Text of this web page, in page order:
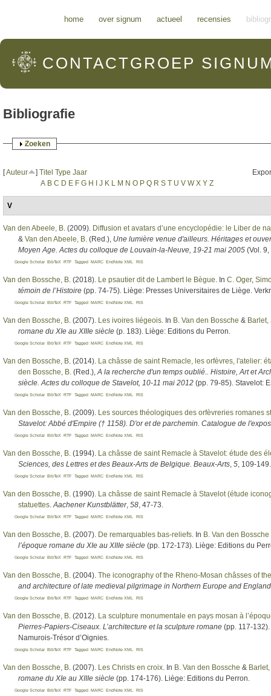
home over signum actueel recensies
CONTACTGROEP
Bibliografie
Weergeven
Zoeken
[Auteur ] Titel Type Jaar
A B C D E F G H I J K L M N O P Q R S T U V W X Y Z
V
Van den Abeele, B . (2009). Diffusion et avatars d’une encyclopédie: le Liber de
& Van den Abeele, B. (Red.) Une lumière venue d'ailleurs. Héritages et
Moyen Age. Actes du colloque de Louvain-la-Neuve, 19-21 mai 2005 (Vol.
Google Scholar BibTeX RTF Tagged MARC EndNote XML RIS
Van den Bossche, B . (2018). Le psautier dit de Lambert le Bègue . In C. Oger,
témoin de l’Histoire (pp. 74-75). Liège: Presses Universitaires de Liège.
Google Scholar BibTeX RTF Tagged MARC EndNote XML RIS
Van den Bossche, B . (2007). Les ivoires liégeois . In B. Van den Bossche & Barlet,
romane du XIe au XIIIe siècle (p. 183). Liège: Editions du Perron.
Google Scholar BibTeX RTF Tagged MARC EndNote XML RIS
Van den Bossche, B . (2014). La châsse de saint Remacle, les orfèvres, l'atelier:
den Bossche, B. (Red.) A la recherche d'un temps oublié.. Histoire, Art et
siècle. Actes du colloque de Stavelot, 10-11 mai 2012 (pp. 79-85). Stavelot:
Google Scholar BibTeX RTF Tagged MARC EndNote XML RIS
Van den Bossche, B . (2009). Les sources théologiques des orfèvreries romanes
Stavelot: Abbé d'Empire († 1158). D'or et de parchemin. Catalogue de
Google Scholar BibTeX RTF Tagged MARC EndNote XML RIS
Van den Bossche, B . (1994). La châsse de saint Remacle à Stavelot: étude des
Sciences, des Lettres et des Beaux-Arts de Belgique. Beaux-Arts 5 , 109-149.
Google Scholar BibTeX RTF Tagged MARC EndNote XML RIS
Van den Bossche, B . (1990). La châsse de saint Remacle à Stavelot (étude
statuettes Aachener Kunstblätter, 58 , 47-73.
Google Scholar BibTeX RTF Tagged MARC EndNote XML RIS
Van den Bossche, B . (2007). De remarquables bas-reliefs . In B. Van den Bossche
l’époque romane du XIe au XIIIe siècle (pp. 172-173). Liège: Editions du
Google Scholar BibTeX RTF Tagged MARC EndNote XML RIS
Van den Bossche, B . (2004). The iconography of the Rheno-Mosan châsses of
and architecture of late medieval pilgrimage in Northern Europe and England
Google Scholar BibTeX RTF Tagged MARC EndNote XML RIS
Van den Bossche, B . (2012). La sculpture monumentale en pays mosan à
Pierres-Papiers-Ciseaux. L’architecture et la sculpture romane (pp. 117-
Namurois-Trésor d’Oignies.
Google Scholar BibTeX RTF Tagged MARC EndNote XML RIS
Van den Bossche, B . (2007). Les Christs en croix . In B. Van den Bossche & Barlet,
romane du XIe au XIIIe siècle (pp. 174-176). Liège: Editions du Perron.
Google Scholar BibTeX RTF Tagged MARC EndNote XML RIS